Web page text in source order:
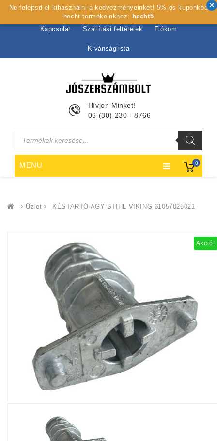
Kezdőlap Rólunk Webshop Szolgáltatások
Kapcsolat Szállítási feltételek Fiókom
Kívánságlista
0
Hívjon Minket!
06 (30) 230 - 8766
Products
search
MENU
Üzlet KÉSTARTÓ AGY STIHL VIKING 61057025021
Akció!
Ne felejtsd el kihasználni a kedvezményeinket! 5%-os kuponkód
hecht termékeinkhez: hecht5